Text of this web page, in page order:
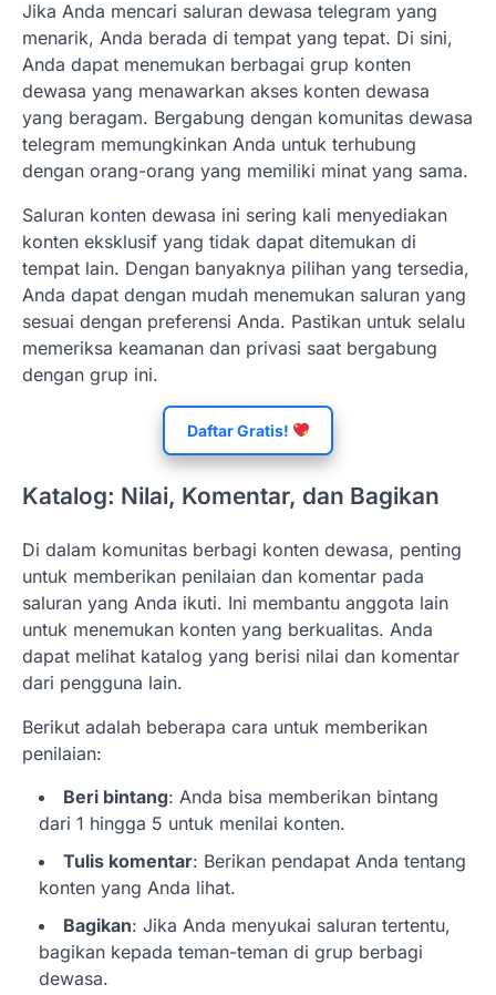
Jika Anda mencari saluran dewasa telegram yang
menarik, Anda berada di tempat yang tepat. Di sini,
Anda dapat menemukan berbagai grup konten
dewasa yang menawarkan akses konten dewasa
yang beragam. Bergabung dengan komunitas dewasa
telegram memungkinkan Anda untuk terhubung
dengan orang-orang yang memiliki minat yang sama.
Saluran konten dewasa ini sering kali menyediakan
konten eksklusif yang tidak dapat ditemukan di
tempat lain. Dengan banyaknya pilihan yang tersedia,
Anda dapat dengan mudah menemukan saluran yang
sesuai dengan preferensi Anda. Pastikan untuk selalu
memeriksa keamanan dan privasi saat bergabung
dengan grup ini.
Daftar Gratis!
Katalog: Nilai, Komentar, dan Bagikan
Di dalam komunitas berbagi konten dewasa, penting
untuk memberikan penilaian dan komentar pada
saluran yang Anda ikuti. Ini membantu anggota lain
untuk menemukan konten yang berkualitas. Anda
dapat melihat katalog yang berisi nilai dan komentar
dari pengguna lain.
Berikut adalah beberapa cara untuk memberikan
penilaian:
Beri bintang: Anda bisa memberikan bintang
dari 1 hingga 5 untuk menilai konten.
Tulis komentar: Berikan pendapat Anda tentang
konten yang Anda lihat.
Bagikan: Jika Anda menyukai saluran tertentu,
bagikan kepada teman-teman di grup berbagi
dewasa.